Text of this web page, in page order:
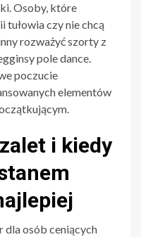
Osoby, które
tułowia czy nie chcą
rozważyć szorty z
pole dance.
poczucie
elementów
i kiedy
dla osób ceniących